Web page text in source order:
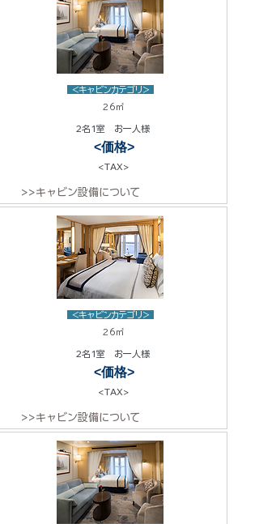
<キャビンカテゴリ>
26㎡
2名1室 お一人様
<価格>
<TAX>
>>キャビン設備について
<キャビンカテゴリ>
26㎡
2名1室 お一人様
<価格>
<TAX>
>>キャビン設備について